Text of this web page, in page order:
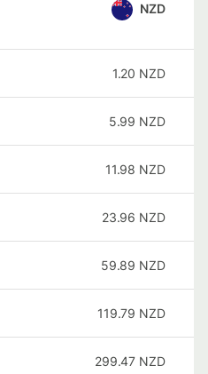
NZD
1.20 NZD
5.99 NZD
11.98 NZD
23.96 NZD
59.89 NZD
119.79 NZD
299.47 NZD